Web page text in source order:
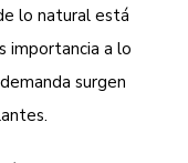
lo natural está
importancia a lo
surgen